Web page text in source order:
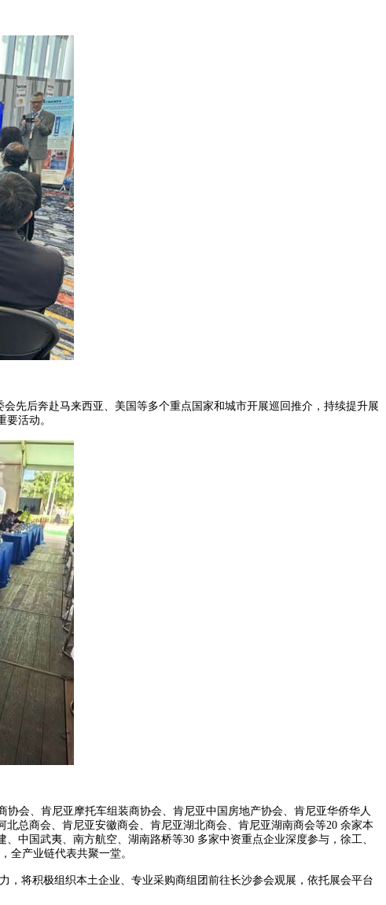
先后奔赴马来西亚、美国等多个重点国家和城市开展巡回推介，持续提升展
活动。
会、肯尼亚摩托车组装商协会、肯尼亚中国房地产协会、肯尼亚华侨华人
总商会、肯尼亚安徽商会、肯尼亚湖北商会、肯尼亚湖南商会等20 余家本
中国武夷、南方航空、湖南路桥等30 多家中资重点企业深度参与，徐工、
全产业链代表共聚一堂。
将积极组织本土企业、专业采购商组团前往长沙参会观展，依托展会平台